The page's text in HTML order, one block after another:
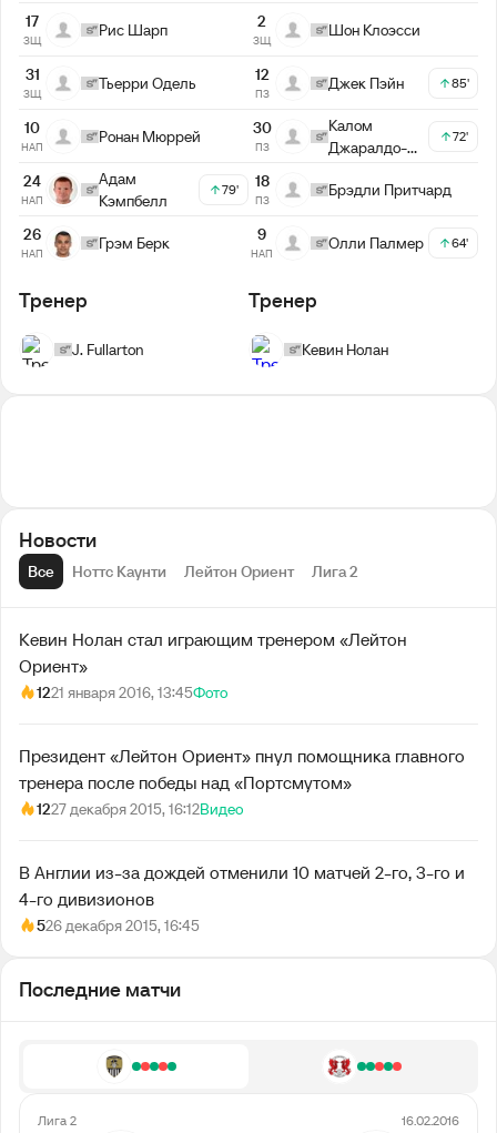
17
ЗЩ
Рис Шарп
31
ЗЩ
Тьерри Одель
10
НАП
Ронан Мюррей
24
НАП
Адам
Кэмпбелл
79'
26
НАП
Грэм Берк
2
ЗЩ
Шон Клоэсси
12
ПЗ
Джек Пэйн 85'
30
ПЗ
Калом
Джаралдо-
72'
18
ПЗ
Брэдли Притчард
9
НАП
Олли Палмер 64'
Тренер
J. Fullarton
Тренер
Кевин Нолан
Новости
Все Ноттс Каунти Лейтон Ориент Лига 2
Кевин Нолан стал играющим тренером «Лейтон
Ориент»
1221 января 2016, 13:45Фото
Президент «Лейтон Ориент» пнул помощника главного
тренера после победы над «Портсмутом»
1227 декабря 2015, 16:12Видео
В Англии из-за дождей отменили 10 матчей 2-го, 3-го и
4-го дивизионов
526 декабря 2015, 16:45
Последние матчи
Лига 2 16.02.2016